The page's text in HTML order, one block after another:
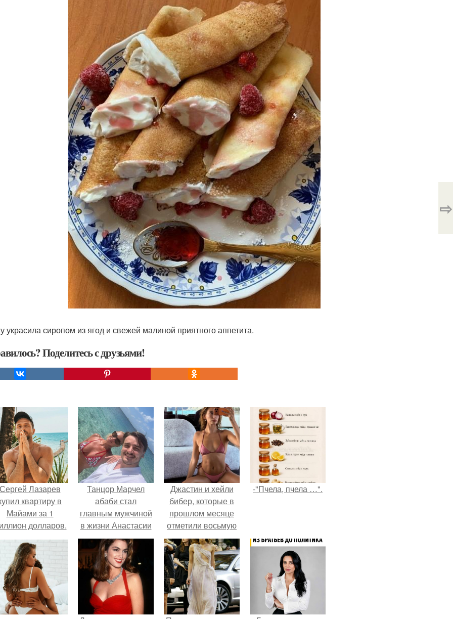
украсила сиропом из ягод и свежей малиной приятного аппетита.
Поделитесь с друзьями!
⇨
Сергей Лазарев
квартиру в
Майами за 1
долларов.
Танцор Марчел
абаби стал
главным мужчиной
в жизни Анастасии
Волочковой,
заслуженной
артистки России.
Джастин и хейли
бибер, которые в
прошлом месяце
отметили восьмую
годовщину
помолвки, показали
новые фото с
совместного
отдыха.
-"Пчела, пчела …".